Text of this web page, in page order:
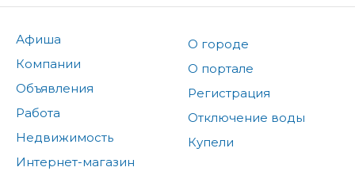
Афиша
Компании
Объявления
Работа
Недвижимость
Интернет-магазин
О городе
О портале
Регистрация
Отключение воды
Купели